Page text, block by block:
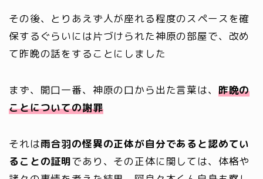
その後、とりあえず人が座れる程度のスペースを確
保するぐらいには片づけられた神原の部屋で、改め
て昨晩の話をすることにしました
まず、開口一番、神原の口から出た言葉は、 昨晩の
ことについての謝罪
それは雨合羽の怪異の正体が自分であると認めてい
ることの証明であり、その正体に関しては、体格や